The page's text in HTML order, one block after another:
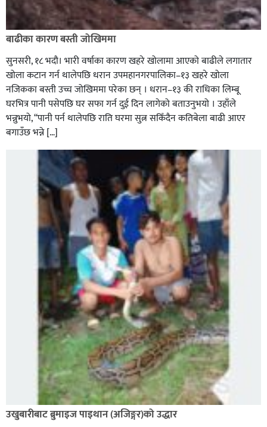
बाढीका कारण बस्ती जोखिममा
सुनसरी, १८ भदौ। भारी वर्षाका कारण खहरे खोलामा आएको बाढीले लगातार
खोला कटान गर्न थालेपछि धरान उपमहानगरपालिका–१३ खहरे खोला
नजिकका बस्ती उच्च जोखिममा परेका छन् । धरान–१३ की राधिका लिम्बू
घरभित्र पानी पसेपछि घर सफा गर्न दुई दिन लागेको बताउनुभयो । उहाँले
भन्नुभयो, “पानी पर्न थालेपछि राति घरमा सुत्न सकिँदैन कतिबेला बाढी आएर
बगाउँछ भन्ने […]
उखुबारीबाट ब्रुमाइज पाइथान (अजिङ्गर)को उद्धार